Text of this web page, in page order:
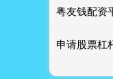
粤友钱配资
申请股票杠